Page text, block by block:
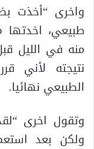
واخرى “أخذت
طبيعي،
منه في الليل
نتيجته لأني
الطبيعي نهائيا.
وتقول اخرى
ولكن بعد